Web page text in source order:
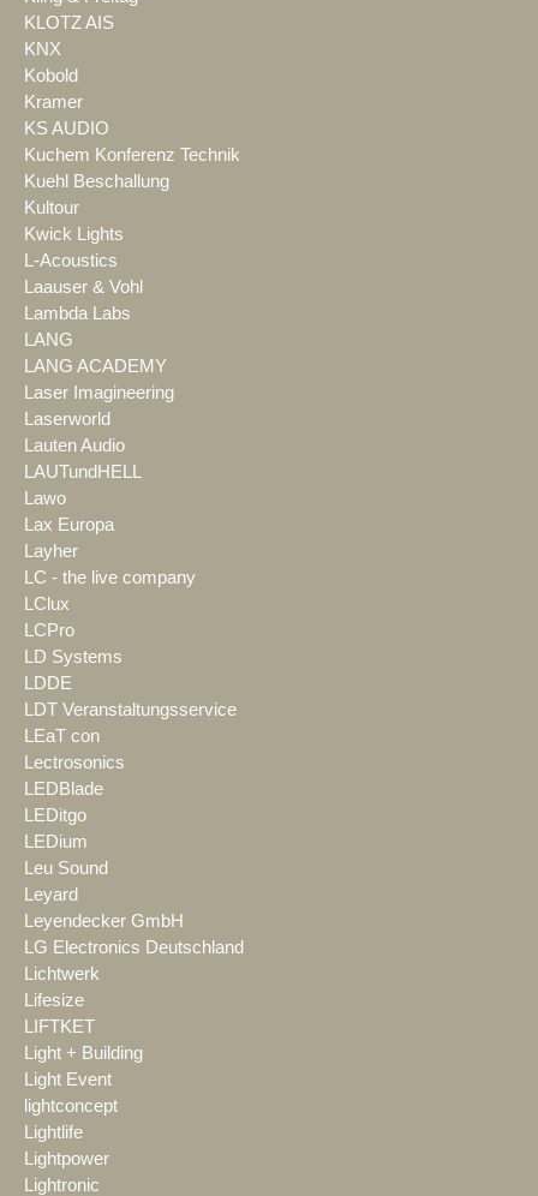
KLOTZ AIS
KNX
Kobold
Kramer
KS AUDIO
Kuchem Konferenz Technik
Kuehl Beschallung
Kultour
Kwick Lights
L-Acoustics
Laauser & Vohl
Lambda Labs
LANG
LANG ACADEMY
Laser Imagineering
Laserworld
Lauten Audio
LAUTundHELL
Lawo
Lax Europa
Layher
LC - the live company
LClux
LCPro
LD Systems
LDDE
LDT Veranstaltungsservice
LEaT con
Lectrosonics
LEDBlade
LEDitgo
LEDium
Leu Sound
Leyard
Leyendecker GmbH
LG Electronics Deutschland
Lichtwerk
Lifesize
LIFTKET
Light + Building
Light Event
lightconcept
Lightlife
Lightpower
Lightronic